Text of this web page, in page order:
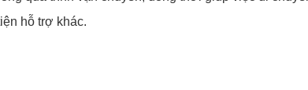
hỗ trợ khác.